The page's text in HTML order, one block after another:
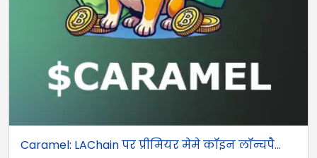
Caramel: LAChain पर प्रीमियर मेमे कॉइन लॉन्चपै...